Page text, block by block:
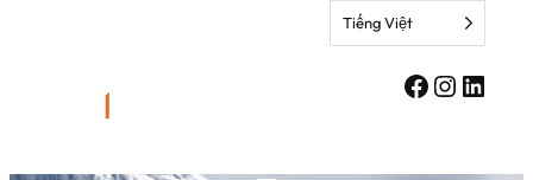
Facebook
Tiếng Việt